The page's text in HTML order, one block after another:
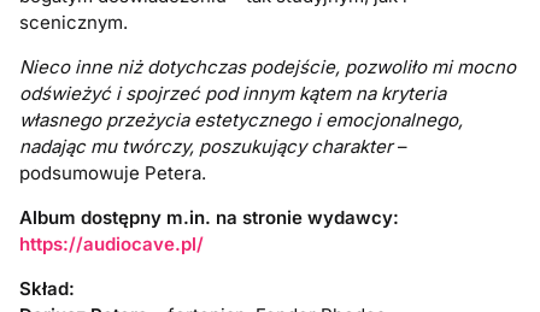
scenicznym.
Nieco inne niż dotychczas podejście, pozwoliło mi mocno
odświeżyć i spojrzeć pod innym kątem na kryteria
własnego przeżycia estetycznego i emocjonalnego,
nadając mu twórczy, poszukujący charakter–
podsumowuje Petera.
Album dostępny m.in. na stronie wydawcy:
https://audiocave.pl/
Skład: